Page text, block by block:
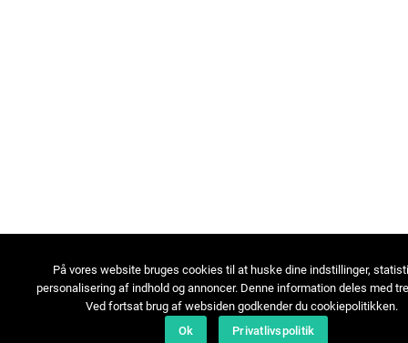
På vores website bruges cookies til at huske dine indstillinger,
personalisering af indhold og annoncer. Denne information deles med
Ved fortsat brug af websiden godkender du cookiepolitikken.
Ok
Privatlivspolitik